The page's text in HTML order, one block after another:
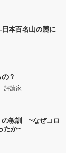
本百名山の麓に
？
評論家
の教訓 ~なぜコロ
たか~